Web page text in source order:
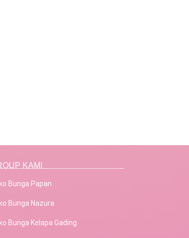
KAMI
Bunga Papan
Bunga Nazura
Bunga Kelapa Gading